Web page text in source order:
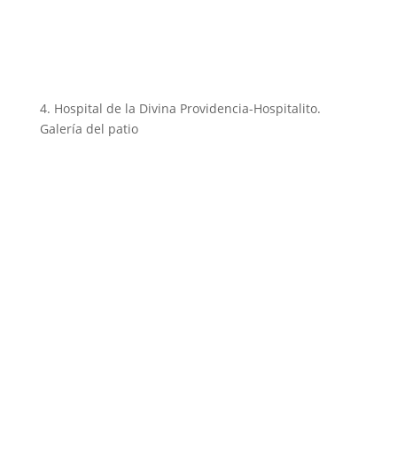
4. Hospital de la Divina Providencia-Hospitalito.
Galería del patio